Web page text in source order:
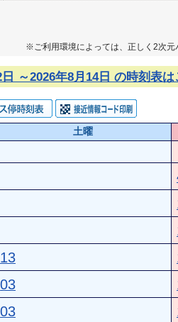
※ご利用環境によっては、正しく2次元
～2026年8月14日 の時刻表は
土曜
13
03
03